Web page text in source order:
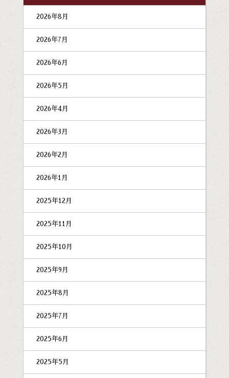
2026年8月
2026年7月
2026年6月
2026年5月
2026年4月
2026年3月
2026年2月
2026年1月
2025年12月
2025年11月
2025年10月
2025年9月
2025年8月
2025年7月
2025年6月
2025年5月